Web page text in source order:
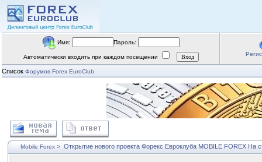
Имя: Пароль:
Автоматически входить при каждом посещении
Список Форумов Forex EuroClub
Mobile Forex > Открытие нового проекта Форекс Евроклуба MOBILE FOREX На